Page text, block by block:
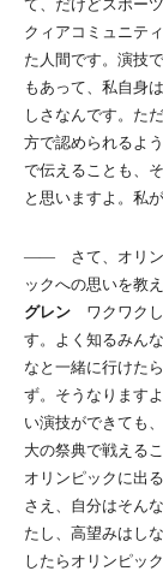
て、だけどスポー
クィアコミュニテ
た人間です。演技
もあって、私自身
しさなんです。た
方で認められるよ
で伝えることも、
と思いますよ。私
―― さて、オリン
ックへの思いを教
グレン ワクワクし
す。よく知るみん
なと一緒に行けた
ず。そうなります
い演技ができても
大の祭典で戦える
オリンピックに出
さえ、自分はそん
たし、高望みはし
したらオリンピッ